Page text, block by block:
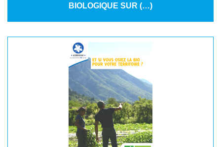
BIOLOGIQUE SUR (…)